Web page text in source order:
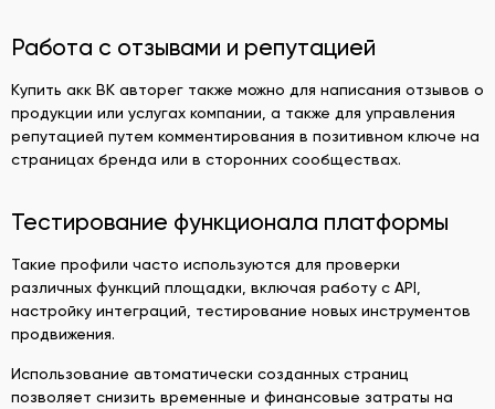
Работа с отзывами и репутацией
Купить акк ВК авторег также можно для написания отзывов о
продукции или услугах компании, а также для управления
репутацией путем комментирования в позитивном ключе на
страницах бренда или в сторонних сообществах.
Тестирование функционала платформы
Такие профили часто используются для проверки
различных функций площадки, включая работу с API,
настройку интеграций, тестирование новых инструментов
продвижения.
Использование автоматически созданных страниц
позволяет снизить временные и финансовые затраты на